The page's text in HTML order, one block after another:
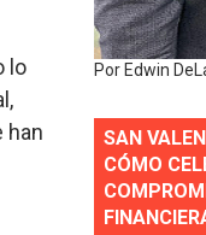
y el de Historia
para
el sector
lo
han
Por Edwin
SAN
CÓMO